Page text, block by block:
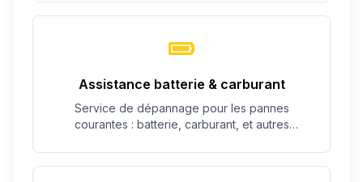
Assistance batterie & carburant
Service de dépannage pour les pannes
courantes : batterie, carburant, et autres